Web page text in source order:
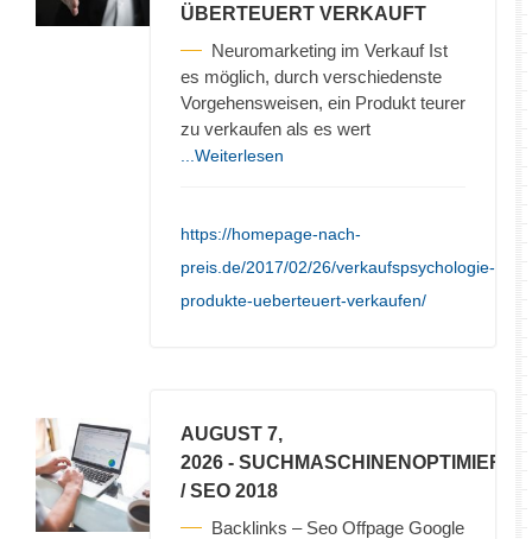
ÜBERTEUERT VERKAUFT
Neuromarketing im Verkauf Ist
es möglich, durch verschiedenste
Vorgehensweisen, ein Produkt teurer
zu verkaufen als es wert
...Weiterlesen
https://homepage-nach-
preis.de/2017/02/26/verkaufspsychologie-
produkte-ueberteuert-verkaufen/
AUGUST 7,
2026 -
/ SEO 2018
Backlinks – Seo Offpage Google